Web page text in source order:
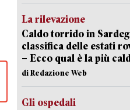
La rilevazione
Caldo torrido in
classifica delle estati
– Ecco qual è la più
di Redazione Web
Gli ospedali